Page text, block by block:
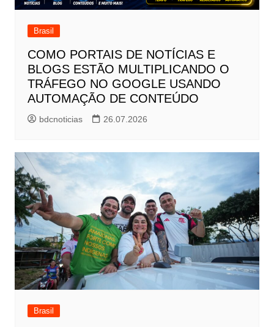
Brasil
COMO PORTAIS DE NOTÍCIAS E
BLOGS ESTÃO MULTIPLICANDO O
TRÁFEGO NO GOOGLE USANDO
AUTOMAÇÃO DE CONTEÚDO
bdcnoticias 26.07.2026
Brasil